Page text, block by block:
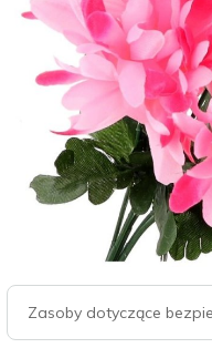
Zasoby dotyczące